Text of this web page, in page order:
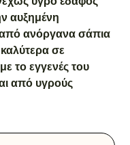
αυξημένη
ανόργανα σάπια
σε
το εγγενές του
από υγρούς